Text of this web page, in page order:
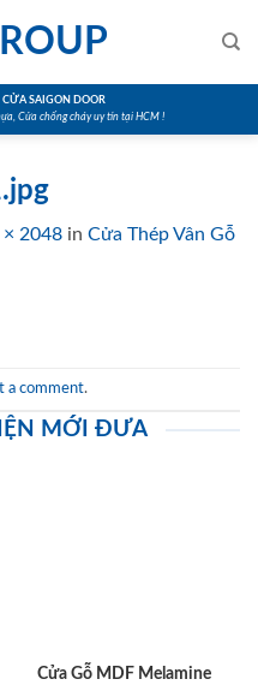
CỬA SAIGON DOOR
Cửa chống cháy uy tín tại HCM !
× 2048 in Cửa Thép Vân Gỗ
a comment.
MỚI ĐƯA
Cửa Gỗ MDF Melamine